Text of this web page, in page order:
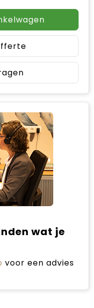
wat je
voor een advies